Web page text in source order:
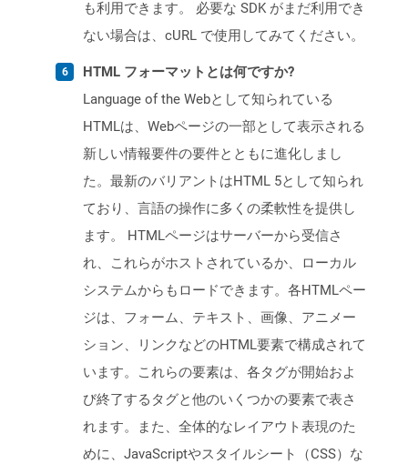
も利用できます。 必要な SDK がまだ利用でき
ない場合は、cURL で使用してみてください。
HTML フォーマットとは何ですか?
Language of the Webとして知られている
HTMLは、Webページの一部として表示される
新しい情報要件の要件とともに進化しまし
た。最新のバリアントはHTML 5として知られ
ており、言語の操作に多くの柔軟性を提供し
ます。 HTMLページはサーバーから受信さ
れ、これらがホストされているか、ローカル
システムからもロードできます。各HTMLペー
ジは、フォーム、テキスト、画像、アニメー
ション、リンクなどのHTML要素で構成されて
います。これらの要素は、各タグが開始およ
び終了するタグと他のいくつかの要素で表さ
れます。また、全体的なレイアウト表現のた
めに、JavaScriptやスタイルシート（CSS）な